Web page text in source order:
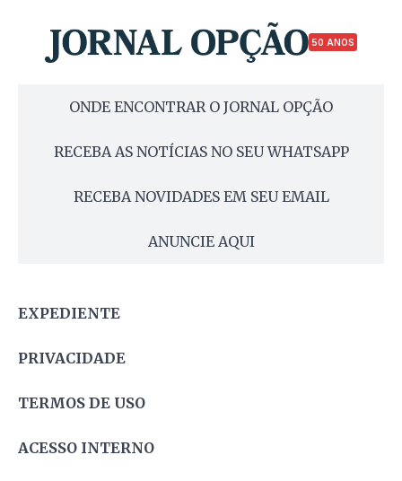
50 ANOS
ONDE ENCONTRAR O JORNAL OPÇÃO
RECEBA AS NOTÍCIAS NO SEU WHATSAPP
RECEBA NOVIDADES EM SEU EMAIL
ANUNCIE AQUI
EXPEDIENTE
PRIVACIDADE
TERMOS DE USO
ACESSO INTERNO